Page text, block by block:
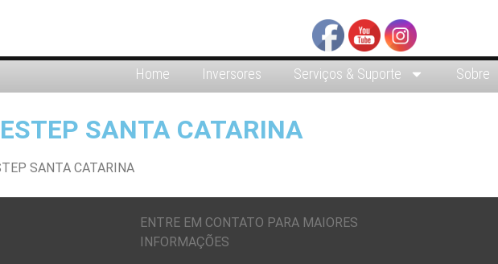
Home Inversores Serviços & Suporte Sobre
SANTA CATARINA
ENTRE EM CONTATO PARA MAIORES
INFORMAÇÕES